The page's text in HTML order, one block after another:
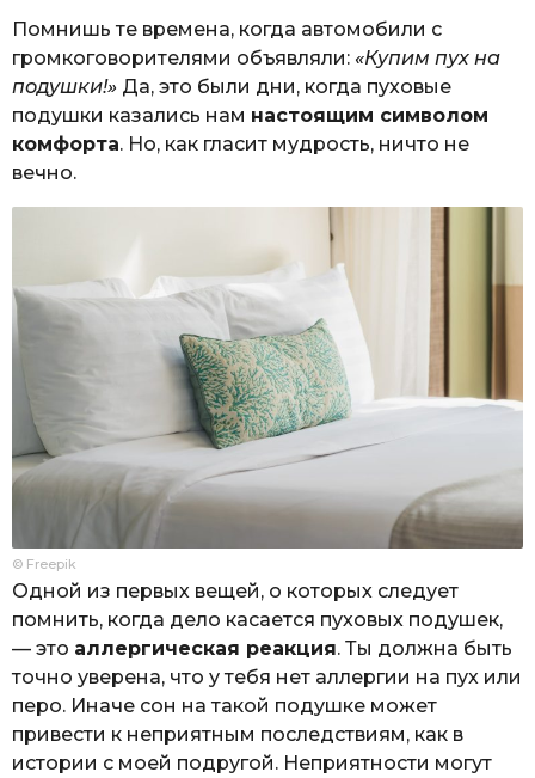
Помнишь те времена, когда автомобили с
громкоговорителями объявляли: «Купим пух на
подушки!» Да, это были дни, когда пуховые
подушки казались нам настоящим символом
комфорта. Но, как гласит мудрость, ничто не
вечно.
© Freepik
Одной из первых вещей, о которых следует
помнить, когда дело касается пуховых подушек,
— это аллергическая реакция. Ты должна быть
точно уверена, что у тебя нет аллергии на пух или
перо. Иначе сон на такой подушке может
привести к неприятным последствиям, как в
истории с моей подругой. Неприятности могут